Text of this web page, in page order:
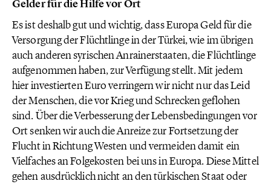
Gelder für die Hilfe vor Ort
Es ist deshalb gut und wichtig, dass Europa Geld für die
Versorgung der Flüchtlinge in der Türkei, wie im übrigen
auch anderen syrischen Anrainerstaaten, die Flüchtlinge
aufgenommen haben, zur Verfügung stellt. Mit jedem
hier investierten Euro verringern wir nicht nur das Leid
der Menschen, die vor Krieg und Schrecken geflohen
sind. Über die Verbesserung der Lebensbedingungen vor
Ort senken wir auch die Anreize zur Fortsetzung der
Flucht in Richtung Westen und vermeiden damit ein
Vielfaches an Folgekosten bei uns in Europa. Diese Mittel
gehen ausdrücklich nicht an den türkischen Staat oder